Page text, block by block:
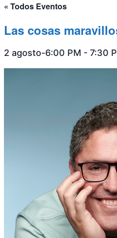
« Todos Eventos
Las cosas
2 agosto-6:00 PM - 7:30